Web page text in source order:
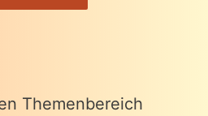
Themenbereich